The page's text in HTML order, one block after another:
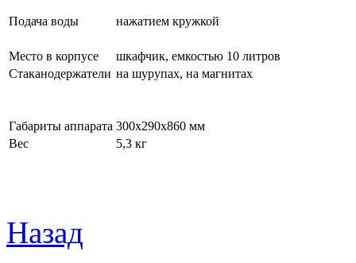
Подача воды нажатием кружкой
Место в корпусе
шкафчик, емкостью 10 литров
Стаканодержатели на шурупах, на магнитах
Габариты аппарата 300х290х860 мм
Вес
5,3 кг
Назад